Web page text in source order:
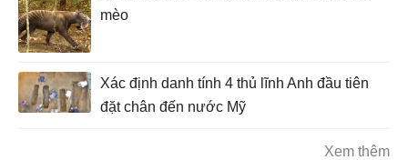
mèo
Xác định danh tính 4 thủ lĩnh Anh đầu tiên
đặt chân đến nước Mỹ
Xem thêm